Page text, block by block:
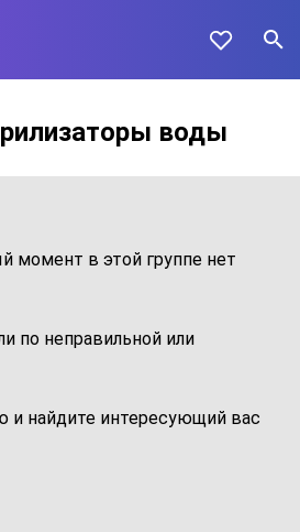
воды
момент в этой группе нет
по неправильной или
и найдите интересующий вас